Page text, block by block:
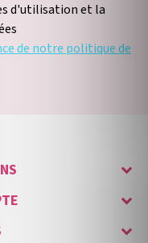
d'utilisation et la
de notre politique de